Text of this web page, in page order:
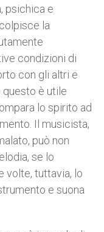
psichica e
la
condizioni di
con gli altri e
questo è utile
lo spirito ad
Il musicista,
può non
se lo
volte, tuttavia, lo
e suona